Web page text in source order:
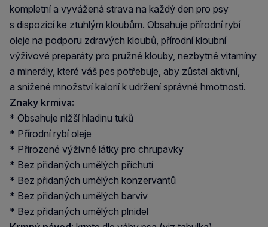
kompletní a vyvážená strava na každý den pro psy
s dispozicí ke ztuhlým kloubům. Obsahuje přírodní rybí
oleje na podporu zdravých kloubů, přírodní kloubní
výživové preparáty pro pružné klouby, nezbytné vitamíny
a minerály, které váš pes potřebuje, aby zůstal aktivní,
a snížené množství kalorií k udržení správné hmotnosti.
Znaky krmiva:
* Obsahuje nižší hladinu tuků
* Přírodní rybí oleje
* Přirozené výživné látky pro chrupavky
* Bez přidaných umělých příchutí
* Bez přidaných umělých konzervantů
* Bez přidaných umělých barviv
* Bez přidaných umělých plnidel